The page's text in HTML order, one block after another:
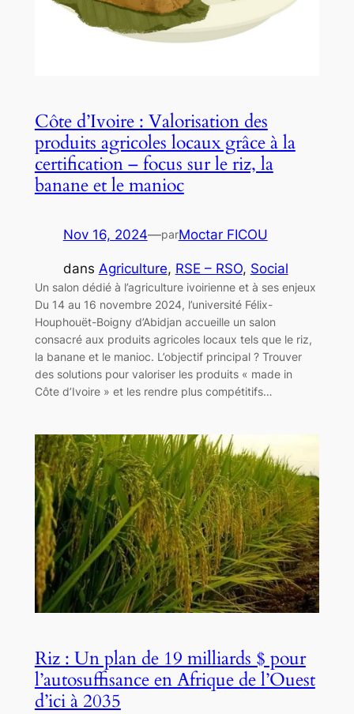
Côte d’Ivoire : Valorisation des
produits agricoles locaux grâce à la
certification – focus sur le riz, la
banane et le manioc
Nov 16, 2024—parMoctar FICOU
dans Agriculture, RSE – RSO, Social
Un salon dédié à l’agriculture ivoirienne et à ses enjeux
Du 14 au 16 novembre 2024, l’université Félix-
Houphouët-Boigny d’Abidjan accueille un salon
consacré aux produits agricoles locaux tels que le riz,
la banane et le manioc. L’objectif principal ? Trouver
des solutions pour valoriser les produits « made in
Côte d’Ivoire » et les rendre plus compétitifs…
Riz : Un plan de 19 milliards $ pour
l’autosuffisance en Afrique de l’Ouest
d’ici à 2035